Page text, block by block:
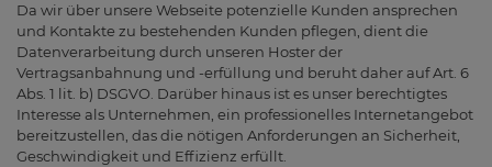
Da wir über unsere Webseite potenzielle Kunden ansprechen
und Kontakte zu bestehenden Kunden pflegen, dient die
Datenverarbeitung durch unseren Hoster der
Vertragsanbahnung und -erfüllung und beruht daher auf Art. 6
Abs. 1 lit. b) DSGVO. Darüber hinaus ist es unser berechtigtes
Interesse als Unternehmen, ein professionelles Internetangebot
bereitzustellen, das die nötigen Anforderungen an Sicherheit,
Geschwindigkeit und Effizienz erfüllt.